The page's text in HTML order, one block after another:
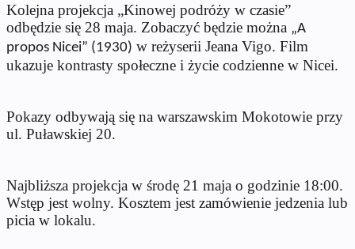
Kolejna projekcja „Kinowej podróży w czasie”
odbędzie się 28 maja. Zobaczyć będzie można „A
propos Nicei” (1930) w reżyserii Jeana Vigo. Film
ukazuje kontrasty społeczne i życie codzienne w Nicei.
Pokazy odbywają się na warszawskim Mokotowie przy
ul. Puławskiej 20.
Najbliższa projekcja w środę 21 maja o godzinie 18:00.
Wstęp jest wolny. Kosztem jest zamówienie jedzenia lub
picia w lokalu.